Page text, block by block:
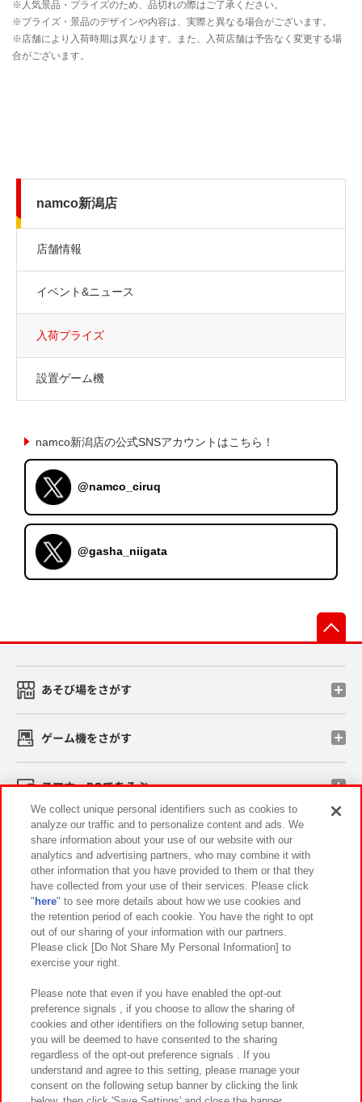
namco新潟店
店舗情報
イベント&ニュース
入荷プライズ
設置ゲーム機
namco新潟店の公式SNSアカウントはこちら！
@namco_ciruq
@gasha_niigata
あそび場をさがす
ゲーム機をさがす
スマホ・PCであそぶ
イベント・キャンペーン
関連会社 サステナビリティ サイトポリシー
プライバシーポリシー ウェブアクセシビリティ方針と検証結果
お取引先さまとともに
カスタマーハラスメント対応方針 よくあるご質問・お問い合わせ
We collect unique personal identifiers such as cookies to
analyze our traffic and to personalize content and ads. We
share information about your use of our website with our
analytics and advertising partners, who may combine it with
other information that you have provided to them or that they
have collected from your use of their services. Please click
" here" to see more details about how we use cookies and
the retention period of each cookie. You have the right to opt
out of our sharing of your information with our partners.
Please click [Do Not Share My Personal Information] to
exercise your right.
Please note that even if you have enabled the opt-out
preference signals , if you choose to allow the sharing of
cookies and other identifiers on the following setup banner,
you will be deemed to have consented to the sharing
regardless of the opt-out preference signals . If you
understand and agree to this setting, please manage your
consent on the following setup banner by clicking the link